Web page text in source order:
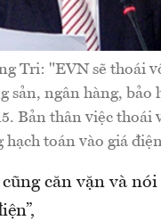
Tri: "EVN sẽ thoái
sản, ngân hàng, bảo
Bản thân việc thoái
hạch toán vào giá
căn vặn và